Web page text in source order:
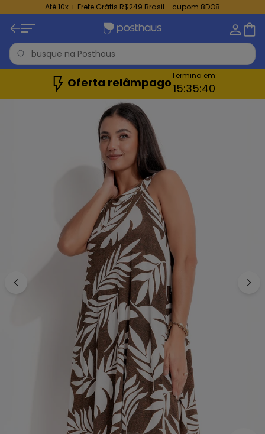
Até 10x + Frete Grátis R$249 Brasil - cupom 8DO8
Oferta relâmpagoTermina em:
15:35:38